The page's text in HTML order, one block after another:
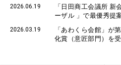
2026.06.19
「日田商工会議所 新
ーザル 」で最優秀提
2026.03.19
「あわくら会館」が
化賞（意匠部門）を